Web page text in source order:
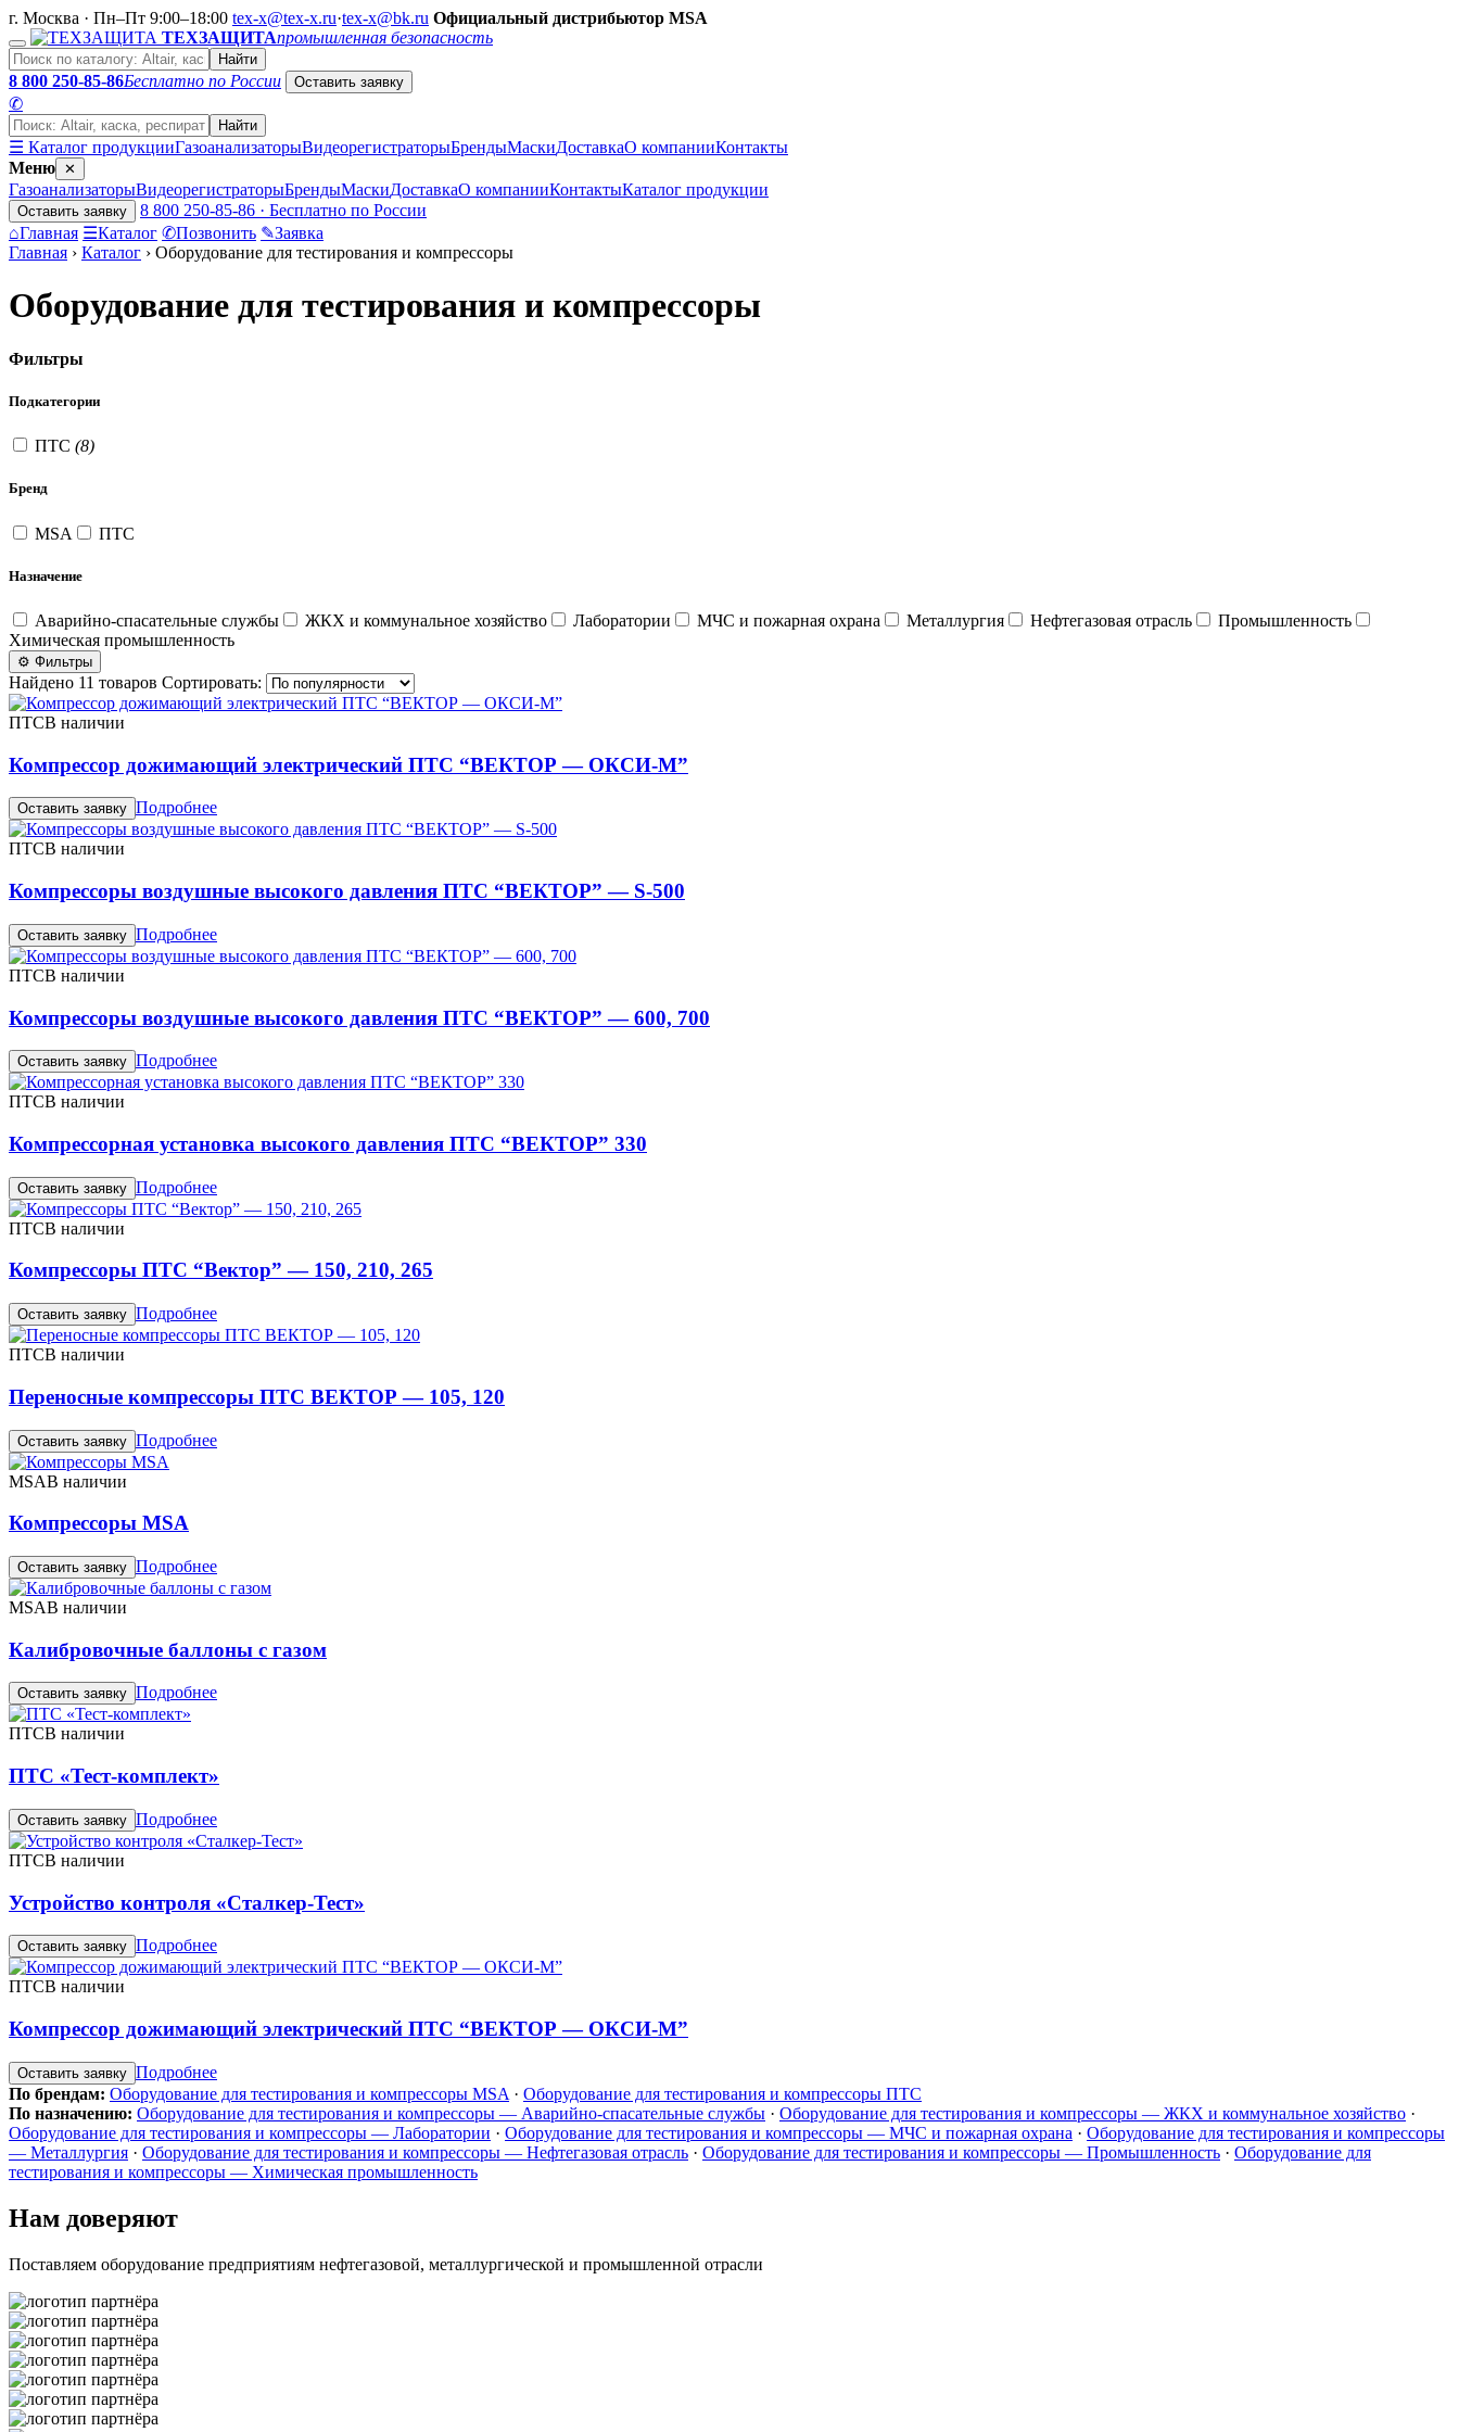
г. Москва · Пн–Пт 9:00–18:00 tex-x@tex-x.ru·tex-x@bk.ru Официальный дистрибьютор MSA
ТЕХЗАЩИТАпромышленная безопасность
Найти
8 800 250-85-86Бесплатно по России Оставить заявку
✆
Найти
☰ Каталог продукцииГазоанализаторыВидеорегистраторыБрендыМаскиДоставкаО компанииКонтакты
Меню ✕
ГазоанализаторыВидеорегистраторыБрендыМаскиДоставкаО компанииКонтактыКаталог продукции
Оставить заявку
8 800 250-85-86 · Бесплатно по России
⌂Главная ☰Каталог ✆Позвонить ✎Заявка
Главная › Каталог › Оборудование для тестирования и компрессоры
Оборудование для тестирования и компрессоры
Фильтры
Подкатегории
ПТС (8)
Бренд
MSA ПТС
Назначение
Аварийно-спасательные службы ЖКХ и коммунальное хозяйство Лаборатории МЧС и пожарная охрана Металлургия Нефтегазовая отрасль
Промышленность
Химическая промышленность
⚙ Фильтры
Найдено 11 товаров Сортировать:
ПТСВ наличии
Компрессор дожимающий электрический ПТС “ВЕКТОР — ОКСИ-М”
Оставить заявку Подробнее
ПТСВ наличии
Компрессоры воздушные высокого давления ПТС “ВЕКТОР” — S-500
Оставить заявку Подробнее
ПТСВ наличии
Компрессоры воздушные высокого давления ПТС “ВЕКТОР” — 600, 700
Оставить заявку Подробнее
ПТСВ наличии
Компрессорная установка высокого давления ПТС “ВЕКТОР” 330
Оставить заявку Подробнее
ПТСВ наличии
Компрессоры ПТС “Вектор” — 150, 210, 265
Оставить заявку Подробнее
ПТСВ наличии
Переносные компрессоры ПТС ВЕКТОР — 105, 120
Оставить заявку Подробнее
MSAВ наличии
Компрессоры MSA
Оставить заявку Подробнее
MSAВ наличии
Калибровочные баллоны с газом
Оставить заявку Подробнее
ПТСВ наличии
ПТС «Тест-комплект»
Оставить заявку Подробнее
ПТСВ наличии
Устройство контроля «Сталкер-Тест»
Оставить заявку Подробнее
ПТСВ наличии
Компрессор дожимающий электрический ПТС “ВЕКТОР — ОКСИ-М”
Оставить заявку Подробнее
По брендам: Оборудование для тестирования и компрессоры MSA · Оборудование для тестирования и компрессоры ПТС
По назначению: Оборудование для тестирования и компрессоры — Аварийно-спасательные службы · Оборудование для тестирования и компрессоры — ЖКХ и коммунальное хозяйство ·
Оборудование для тестирования и компрессоры — Лаборатории · Оборудование для тестирования и компрессоры — МЧС и пожарная охрана · Оборудование для тестирования и компрессоры
— Металлургия · Оборудование для тестирования и компрессоры — Нефтегазовая отрасль · Оборудование для тестирования и компрессоры — Промышленность · Оборудование для
тестирования и компрессоры — Химическая промышленность
Нам доверяют
Поставляем оборудование предприятиям нефтегазовой, металлургической и промышленной отрасли